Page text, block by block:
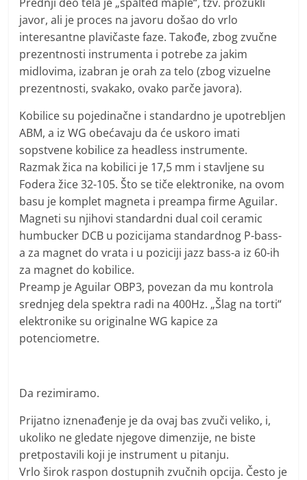
javor, ali je proces na javoru došao do vrlo
interesantne plavičaste faze. Takođe, zbog zvučne
prezentnosti instrumenta i potrebe za jakim
midlovima, izabran je orah za telo (zbog vizuelne
prezentnosti, svakako, ovako parče javora).
Kobilice su pojedinačne i standardno je upotrebljen
ABM, a iz WG obećavaju da će uskoro imati
sopstvene kobilice za headless instrumente.
Razmak žica na kobilici je 17,5 mm i stavljene su
Fodera žice 32-105. Što se tiče elektronike, na ovom
basu je komplet magneta i preampa firme Aguilar.
Magneti su njihovi standardni dual coil ceramic
humbucker DCB u pozicijama standardnog P-bass-
a za magnet do vrata i u poziciji jazz bass-a iz 60-ih
za magnet do kobilice.
Preamp je Aguilar OBP3, povezan da mu kontrola
srednjeg dela spektra radi na 400Hz. „Šlag na torti“
elektronike su originalne WG kapice za
potenciometre.
Da rezimiramo.
Prijatno iznenađenje je da ovaj bas zvuči veliko, i,
ukoliko ne gledate njegove dimenzije, ne biste
pretpostavili koji je instrument u pitanju.
Vrlo širok raspon dostupnih zvučnih opcija. Često je